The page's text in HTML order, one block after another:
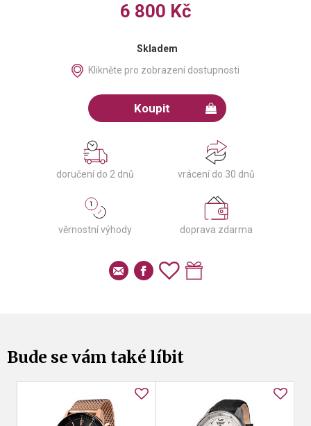
6 800 Kč
Skladem
Klikněte pro zobrazení dostupnosti
Koupit
doručení do 2 dnů vrácení do 30 dnů
věrnostní výhody doprava zdarma
Bude se vám také líbit